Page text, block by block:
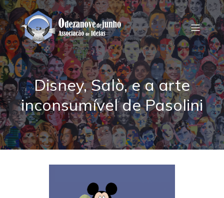
Disney, Salò, e a arte
inconsumível de Pasolini